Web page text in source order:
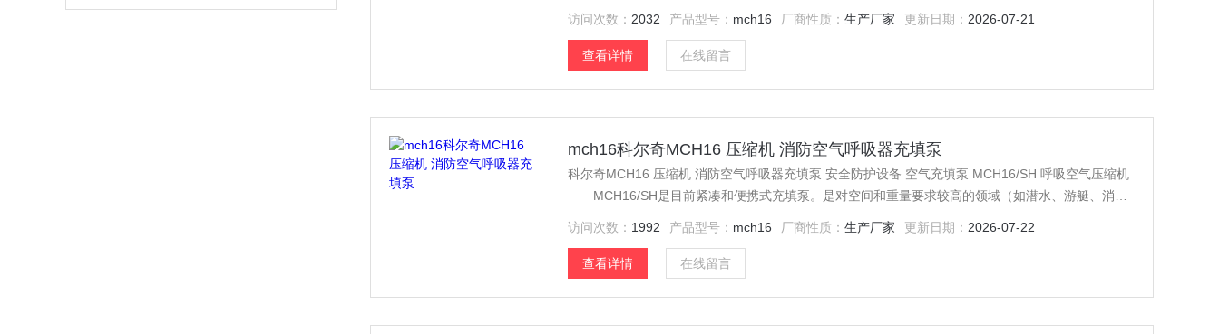
访问次数： 2032 产品型号： mch16 厂商性质：生产厂家 更新日期： 2026-07-21
查看详情 在线留言
mch16科尔奇MCH16 压缩机 消防空气呼吸器充填泵
科尔奇MCH16 压缩机 消防空气呼吸器充填泵 安全防护设备 空气充填泵 MCH16/SH 呼吸空气压缩机
MCH16/SH是目前紧凑和便携式充填泵。是对空间和重量要求较高的领域（如潜水、游艇、消防
访问次数： 1992 产品型号： mch16 厂商性质：生产厂家 更新日期： 2026-07-22
查看详情 在线留言